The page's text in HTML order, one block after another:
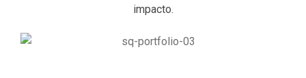
impacto.